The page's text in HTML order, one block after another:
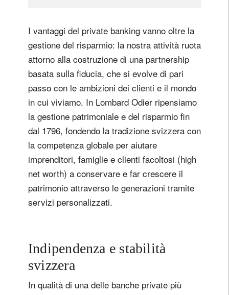
I vantaggi del private banking vanno oltre la
gestione del risparmio: la nostra attività ruota
attorno alla costruzione di una partnership
basata sulla fiducia, che si evolve di pari
passo con le ambizioni dei clienti e il mondo
in cui viviamo. In Lombard Odier ripensiamo
la gestione patrimoniale e del risparmio fin
dal 1796, fondendo la tradizione svizzera con
la competenza globale per aiutare
imprenditori, famiglie e clienti facoltosi (high
net worth) a conservare e far crescere il
patrimonio attraverso le generazioni tramite
servizi personalizzati.
Indipendenza e stabilità
svizzera
In qualità di una delle banche private più